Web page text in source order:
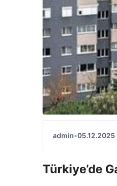
admin•05.12.2025
Türkiye’de